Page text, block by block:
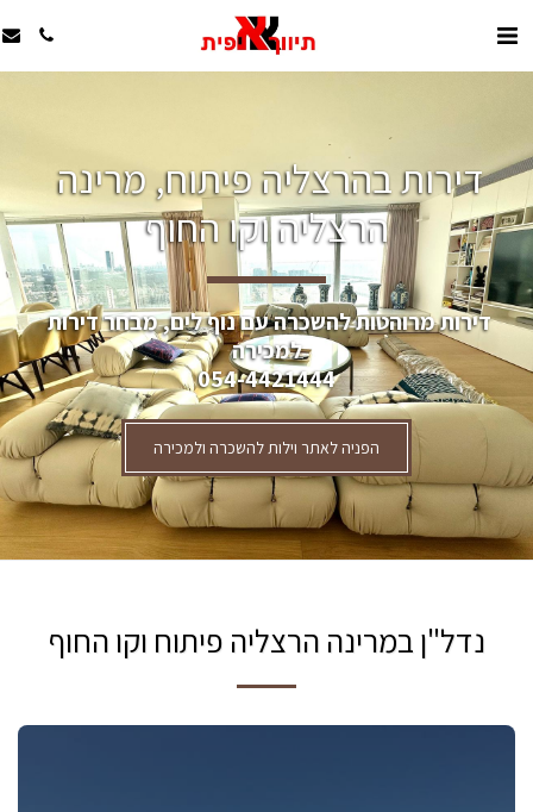
דירות בהרצליה פיתוח, מרינה
הרצליה וקו החוף
דירות מרוהטות להשכרה עם נוף לים, מבחר דירות
למכירה
054-4421444
הפניה לאתר וילות להשכרה ולמכירה
נדל"ן במרינה הרצליה פיתוח וקו החוף